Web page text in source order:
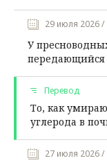
29 июля 2026 /
У
передающийся
Перевод
То, как
углерода в
27 июля 2026 /